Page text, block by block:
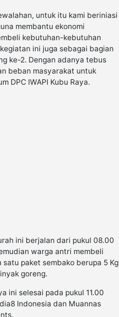
untuk itu kami beriniasi
membantu ekonomi
kebutuhan-kebutuhan
ini juga sebagai bagian
ke-2. Dengan adanya tebus
beban masyarakat untuk
DPC IWAPI Kubu Raya.
ini berjalan dari pukul 08.00
warga antri membeli
paket sembako berupa 5 Kg
goreng.
ini selesai pada pukul 11.00
Indonesia dan Muannas